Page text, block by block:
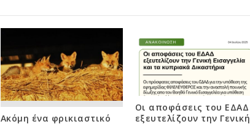
Ακόμη ένα φρικιαστικό
Οι αποφάσεις του ΕΔΑΔ
εξευτελίζουν την Γενική